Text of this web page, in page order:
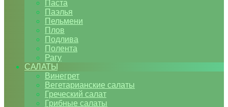
Паста
Паэлья
Пельмени
Плов
Подлива
Полента
Рагу
САЛАТЫ
Винегрет
Вегетарианские салаты
Греческий салат
Грибные салаты